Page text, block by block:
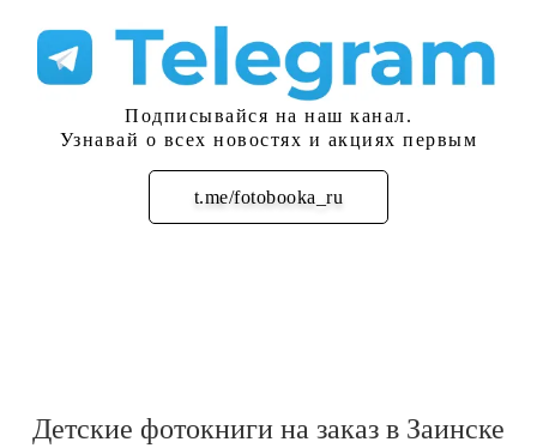
Подписывайся на наш канал.
Узнавай о всех новостях и акциях первым
t.me/fotobooka_ru
Подписаться
Детские фотокниги на заказ в Заинске